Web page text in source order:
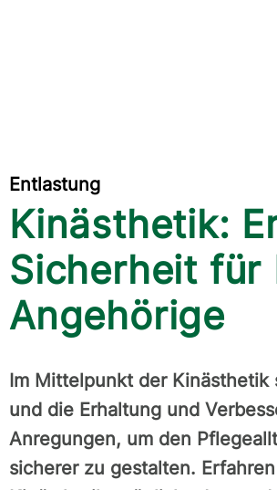
Entlastung
Kinästhetik:
Sicherheit
Angehörige
Im Mittelpunkt der Kinästhetik
und die Erhaltung und
Anregungen, um den
sicherer zu gestalten.